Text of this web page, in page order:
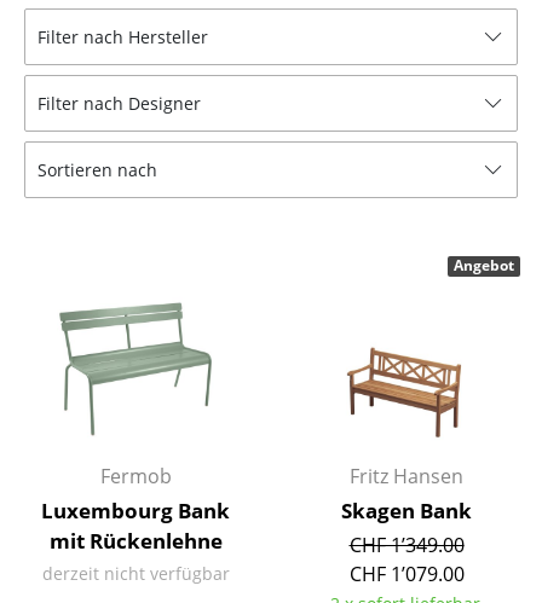
Barhocker
Hocker
Bänke & Liegen
Sitzsäcke
Schaukelstühle
Bürodrehstühle
Konferenzstühle
Einzelteile
... alle Sitzmöbel
Filter nach Hersteller
Filter nach Designer
Sortieren nach
Fermob
Luxembourg Bank
mit Rückenlehne
derzeit nicht verfügbar
Fritz Hansen
Skagen Bank
CHF 1’349.00
CHF 1’079.00
Angebot